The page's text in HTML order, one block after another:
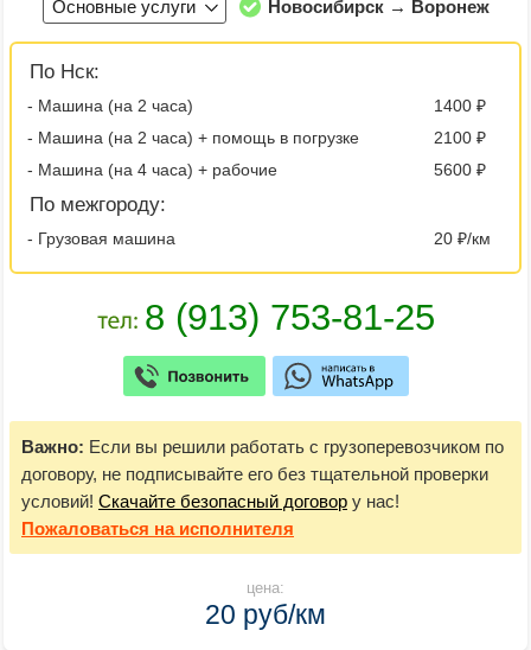
Основные услуги Новосибирск → Воронеж
По Нск:
- Машина (на 2 часа)
1400 ₽
- Машина (на 2 часа) + помощь в погрузке
2100 ₽
- Машина (на 4 часа) + рабочие
5600 ₽
По межгороду:
- Грузовая машина 20 ₽/км
Важно: Если вы решили работать с грузоперевозчиком по
договору, не подписывайте его без тщательной проверки
условий! Скачайте безопасный договор у нас!
Пожаловаться на исполнителя
цена:
20 руб/км